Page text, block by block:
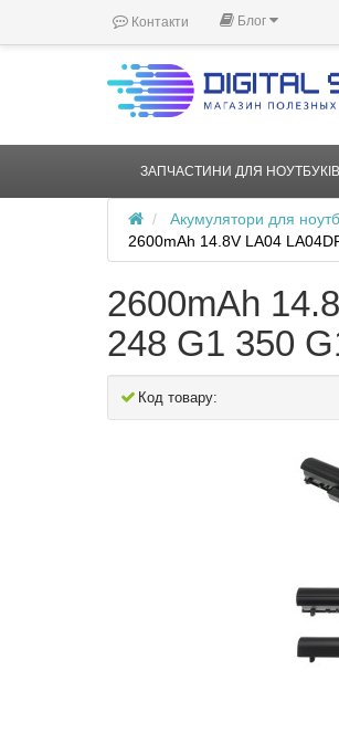
Контакти Блог
ЗАПЧАСТИНИ ДЛЯ НОУТБУКІВ
Акумулятори для
2600mAh 14.8V LA04
2600mAh
248 G1 350
Код товару: